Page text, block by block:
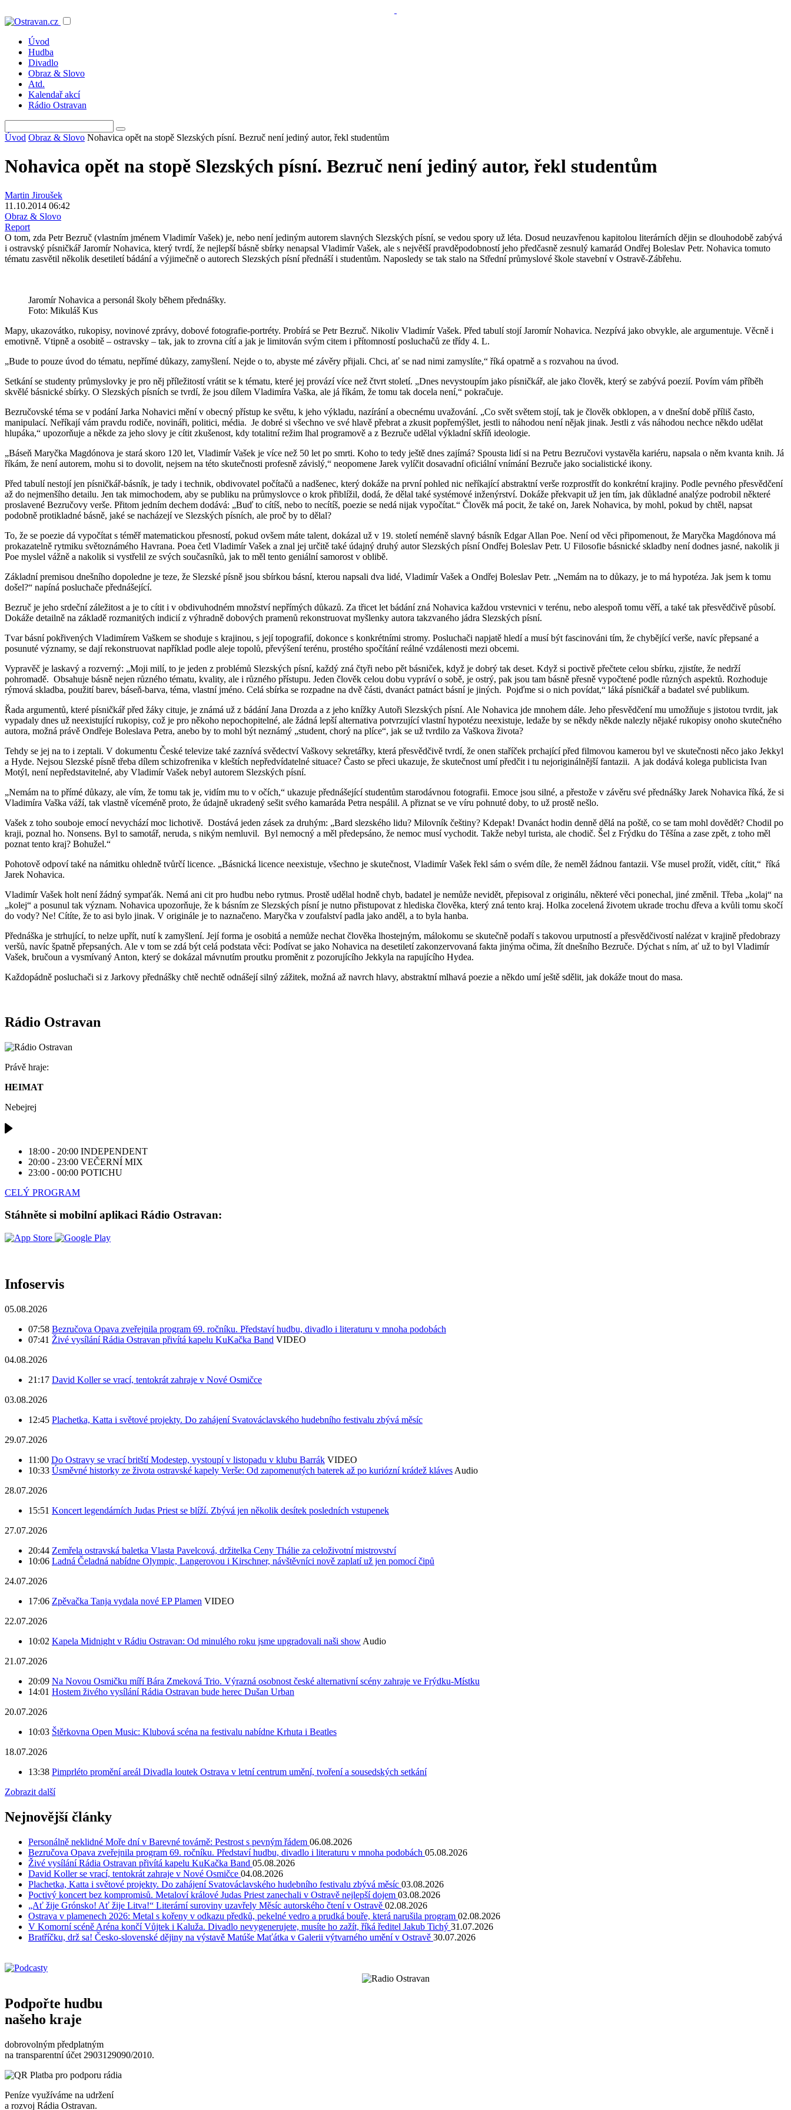
Úvod
Hudba
Divadlo
Obraz & Slovo
Atd.
Kalendař akcí
Rádio Ostravan
Úvod Obraz & Slovo Nohavica opět na stopě Slezských písní. Bezruč není jediný autor, řekl studentům
Nohavica opět na stopě Slezských písní. Bezruč není jediný autor, řekl studentům
Martin Jiroušek
11.10.2014 06:42
Obraz & Slovo
Report
O tom, zda Petr Bezruč (vlastním jménem Vladimír Vašek) je, nebo není jediným autorem slavných Slezských písní, se vedou spory už léta. Dosud neuzavřenou kapitolou literárních dějin se dlouhodobě zabývá
i ostravský písničkář Jaromír Nohavica, který tvrdí, že nejlepší básně sbírky nenapsal Vladimír Vašek, ale s největší pravděpodobností jeho předčasně zesnulý kamarád Ondřej Boleslav Petr. Nohavica tomuto
tématu zasvětil několik desetiletí bádání a výjimečně o autorech Slezských písní přednáší i studentům. Naposledy se tak stalo na Střední průmyslové škole stavební v Ostravě-Zábřehu.
Jaromír Nohavica a personál školy během přednášky.
Foto: Mikuláš Kus
Mapy, ukazovátko, rukopisy, novinové zprávy, dobové fotografie-portréty. Probírá se Petr Bezruč. Nikoliv Vladimír Vašek. Před tabulí stojí Jaromír Nohavica. Nezpívá jako obvykle, ale argumentuje. Věcně i
emotivně. Vtipně a osobitě – ostravsky – tak, jak to zrovna cítí a jak je limitován svým citem i přítomností posluchačů ze třídy 4. L.
„Bude to pouze úvod do tématu, nepřímé důkazy, zamyšlení. Nejde o to, abyste mé závěry přijali. Chci, ať se nad nimi zamyslíte,“ říká opatrně a s rozvahou na úvod.
Setkání se studenty průmyslovky je pro něj příležitostí vrátit se k tématu, které jej provází více než čtvrt století. „Dnes nevystoupím jako písničkář, ale jako člověk, který se zabývá poezií. Povím vám příběh
skvělé básnické sbírky. O Slezských písních se tvrdí, že jsou dílem Vladimíra Vaška, ale já říkám, že tomu tak docela není,“ pokračuje.
Bezručovské téma se v podání Jarka Nohavici mění v obecný přístup ke světu, k jeho výkladu, nazírání a obecnému uvažování. „Co svět světem stojí, tak je člověk obklopen, a v dnešní době příliš často,
manipulací. Neříkají vám pravdu rodiče, novináři, politici, média. Je dobré si všechno ve své hlavě přebrat a zkusit popřemýšlet, jestli to náhodou není nějak jinak. Jestli z vás náhodou nechce někdo udělat
hlupáka,“ upozorňuje a někde za jeho slovy je cítit zkušenost, kdy totalitní režim lhal programově a z Bezruče udělal výkladní skříň ideologie.
„Báseň Maryčka Magdónova je stará skoro 120 let, Vladimír Vašek je více než 50 let po smrti. Koho to tedy ještě dnes zajímá? Spousta lidí si na Petru Bezručovi vystavěla kariéru, napsala o něm kvanta knih. Já
říkám, že není autorem, mohu si to dovolit, nejsem na této skutečnosti profesně závislý,“ neopomene Jarek vylíčit dosavadní oficiální vnímání Bezruče jako socialistické ikony.
Před tabulí nestojí jen písničkář-básník, je tady i technik, obdivovatel počítačů a nadšenec, který dokáže na první pohled nic neříkající abstraktní verše rozprostřít do konkrétní krajiny. Podle pevného přesvědčení
až do nejmenšího detailu. Jen tak mimochodem, aby se publiku na průmyslovce o krok přiblížil, dodá, že dělal také systémové inženýrství. Dokáže překvapit už jen tím, jak důkladné analýze podrobil některé
proslavené Bezručovy verše. Přitom jedním dechem dodává: „Buď to cítíš, nebo to necítíš, poezie se nedá nijak vypočítat.“ Člověk má pocit, že také on, Jarek Nohavica, by mohl, pokud by chtěl, napsat
podobně protikladné básně, jaké se nacházejí ve Slezských písních, ale proč by to dělal?
To, že se poezie dá vypočítat s téměř matematickou přesností, pokud ovšem máte talent, dokázal už v 19. století neméně slavný básník Edgar Allan Poe. Není od věci připomenout, že Maryčka Magdónova má
prokazatelně rytmiku světoznámého Havrana. Poea četl Vladimír Vašek a znal jej určitě také údajný druhý autor Slezských písní Ondřej Boleslav Petr. U Filosofie básnické skladby není dodnes jasné, nakolik ji
Poe myslel vážně a nakolik si vystřelil ze svých současníků, jak to měl tento geniální samorost v oblibě.
Základní premisou dnešního dopoledne je teze, že Slezské písně jsou sbírkou básní, kterou napsali dva lidé, Vladimír Vašek a Ondřej Boleslav Petr. „Nemám na to důkazy, je to má hypotéza. Jak jsem k tomu
došel?“ napíná posluchače přednášející.
Bezruč je jeho srdeční záležitost a je to cítit i v obdivuhodném množství nepřímých důkazů. Za třicet let bádání zná Nohavica každou vrstevnici v terénu, nebo alespoň tomu věří, a také tak přesvědčivě působí.
Dokáže detailně na základě rozmanitých indicií z výhradně dobových pramenů rekonstruovat myšlenky autora takzvaného jádra Slezských písní.
Tvar básní pokřivených Vladimírem Vaškem se shoduje s krajinou, s její topografií, dokonce s konkrétními stromy. Posluchači napjatě hledí a musí být fascinováni tím, že chybějící verše, navíc přepsané a
posunuté významy, se dají rekonstruovat například podle aleje topolů, převýšení terénu, prostého spočítání reálné vzdálenosti mezi obcemi.
Vypravěč je laskavý a rozverný: „Moji milí, to je jeden z problémů Slezských písní, každý zná čtyři nebo pět básniček, když je dobrý tak deset. Když si poctivě přečtete celou sbírku, zjistíte, že nedrží
pohromadě. Obsahuje básně nejen různého tématu, kvality, ale i různého přístupu. Jeden člověk celou dobu vypráví o sobě, je ostrý, pak jsou tam básně přesně vypočtené podle různých aspektů. Rozhoduje
rýmová skladba, použití barev, báseň-barva, téma, vlastní jméno. Celá sbírka se rozpadne na dvě části, dvanáct patnáct básní je jiných. Pojďme si o nich povídat,“ láká písničkář a badatel své publikum.
Řada argumentů, které písničkář před žáky cituje, je známá už z bádání Jana Drozda a z jeho knížky Autoři Slezských písní. Ale Nohavica jde mnohem dále. Jeho přesvědčení mu umožňuje s jistotou tvrdit, jak
vypadaly dnes už neexistující rukopisy, což je pro někoho nepochopitelné, ale žádná lepší alternativa potvrzující vlastní hypotézu neexistuje, ledaže by se někdy někde nalezly nějaké rukopisy onoho skutečného
autora, možná právě Ondřeje Boleslava Petra, anebo by to mohl být neznámý „student, chorý na plíce“, jak se už tvrdilo za Vaškova života?
Tehdy se jej na to i zeptali. V dokumentu České televize také zaznívá svědectví Vaškovy sekretářky, která přesvědčivě tvrdí, že onen staříček prchající před filmovou kamerou byl ve skutečnosti něco jako Jekkyl
a Hyde. Nejsou Slezské písně třeba dílem schizofrenika v kleštích nepředvídatelné situace? Často se přeci ukazuje, že skutečnost umí předčit i tu nejoriginálnější fantazii. A jak dodává kolega publicista Ivan
Motýl, není nepředstavitelné, aby Vladimír Vašek nebyl autorem Slezských písní.
„Nemám na to přímé důkazy, ale vím, že tomu tak je, vidím mu to v očích,“ ukazuje přednášející studentům starodávnou fotografii. Emoce jsou silné, a přestože v závěru své přednášky Jarek Nohavica říká, že si
Vladimíra Vaška váží, tak vlastně víceméně proto, že údajně ukradený sešit svého kamaráda Petra nespálil. A přiznat se ve víru pohnuté doby, to už prostě nešlo.
Vašek z toho souboje emocí nevychází moc lichotivě. Dostává jeden zásek za druhým: „Bard slezského lidu? Milovník češtiny? Kdepak! Dvanáct hodin denně dělá na poště, co se tam mohl dovědět? Chodil po
kraji, poznal ho. Nonsens. Byl to samotář, neruda, s nikým nemluvil. Byl nemocný a měl předepsáno, že nemoc musí vychodit. Takže nebyl turista, ale chodič. Šel z Frýdku do Těšína a zase zpět, z toho měl
poznat tento kraj? Bohužel.“
Pohotově odpoví také na námitku ohledně tvůrčí licence. „Básnická licence neexistuje, všechno je skutečnost, Vladimír Vašek řekl sám o svém díle, že neměl žádnou fantazii. Vše musel prožít, vidět, cítit,“ říká
Jarek Nohavica.
Vladimír Vašek holt není žádný sympaťák. Nemá ani cit pro hudbu nebo rytmus. Prostě udělal hodně chyb, badatel je nemůže nevidět, přepisoval z originálu, některé věci ponechal, jiné změnil. Třeba „kolaj“ na
„kolej“ a posunul tak význam. Nohavica upozorňuje, že k básním ze Slezských písní je nutno přistupovat z hlediska člověka, který zná tento kraj. Holka zocelená životem ukrade trochu dřeva a kvůli tomu skočí
do vody? Ne! Cítíte, že to asi bylo jinak. V originále je to naznačeno. Maryčka v zoufalství padla jako anděl, a to byla hanba.
Přednáška je strhující, to nelze upřít, nutí k zamyšlení. Její forma je osobitá a nemůže nechat člověka lhostejným, málokomu se skutečně podaří s takovou urputností a přesvědčivostí nalézat v krajině předobrazy
veršů, navíc špatně přepsaných. Ale v tom se zdá být celá podstata věci: Podívat se jako Nohavica na desetiletí zakonzervovaná fakta jinýma očima, žít dnešního Bezruče. Dýchat s ním, ať už to byl Vladimír
Vašek, bručoun a vysmívaný Anton, který se dokázal mávnutím proutku proměnit z pozorujícího Jekkyla na rapujícího Hydea.
Každopádně posluchači si z Jarkovy přednášky chtě nechtě odnášejí silný zážitek, možná až navrch hlavy, abstraktní mlhavá poezie a někdo umí ještě sdělit, jak dokáže tnout do masa.
Rádio Ostravan
Právě hraje:
HEIMAT
Nebejrej
18:00 - 20:00 INDEPENDENT
20:00 - 23:00 VEČERNÍ MIX
23:00 - 00:00 POTICHU
CELÝ PROGRAM
Stáhněte si mobilní aplikaci Rádio Ostravan:
Infoservis
05.08.2026
07:58 Bezručova Opava zveřejnila program 69. ročníku. Představí hudbu, divadlo i literaturu v mnoha podobách
07:41 Živé vysílání Rádia Ostravan přivítá kapelu KuKačka Band VIDEO
04.08.2026
21:17 David Koller se vrací, tentokrát zahraje v Nové Osmičce
03.08.2026
12:45 Plachetka, Katta i světové projekty. Do zahájení Svatováclavského hudebního festivalu zbývá měsíc
29.07.2026
11:00 Do Ostravy se vrací britští Modestep, vystoupí v listopadu v klubu Barrák VIDEO
10:33 Úsměvné historky ze života ostravské kapely Verše: Od zapomenutých baterek až po kuriózní krádež kláves Audio
28.07.2026
15:51 Koncert legendárních Judas Priest se blíží. Zbývá jen několik desítek posledních vstupenek
27.07.2026
20:44 Zemřela ostravská baletka Vlasta Pavelcová, držitelka Ceny Thálie za celoživotní mistrovství
10:06 Ladná Čeladná nabídne Olympic, Langerovou i Kirschner, návštěvníci nově zaplatí už jen pomocí čipů
24.07.2026
17:06 Zpěvačka Tanja vydala nové EP Plamen VIDEO
22.07.2026
10:02 Kapela Midnight v Rádiu Ostravan: Od minulého roku jsme upgradovali naši show Audio
21.07.2026
20:09 Na Novou Osmičku míří Bára Zmeková Trio. Výrazná osobnost české alternativní scény zahraje ve Frýdku-Místku
14:01 Hostem živého vysílání Rádia Ostravan bude herec Dušan Urban
20.07.2026
10:03 Štěrkovna Open Music: Klubová scéna na festivalu nabídne Krhuta i Beatles
18.07.2026
13:38 Pimprléto promění areál Divadla loutek Ostrava v letní centrum umění, tvoření a sousedských setkání
Zobrazit další
Nejnovější články
Personálně neklidné Moře dní v Barevné továrně: Pestrost s pevným řádem 06.08.2026
Bezručova Opava zveřejnila program 69. ročníku. Představí hudbu, divadlo i literaturu v mnoha podobách 05.08.2026
Živé vysílání Rádia Ostravan přivítá kapelu KuKačka Band 05.08.2026
David Koller se vrací, tentokrát zahraje v Nové Osmičce 04.08.2026
Plachetka, Katta i světové projekty. Do zahájení Svatováclavského hudebního festivalu zbývá měsíc 03.08.2026
Poctivý koncert bez kompromisů. Metaloví králové Judas Priest zanechali v Ostravě nejlepší dojem 03.08.2026
„Ať žije Grónsko! Ať žije Litva!“ Literární suroviny uzavřely Měsíc autorského čtení v Ostravě 02.08.2026
Ostrava v plamenech 2026: Metal s kořeny v odkazu předků, pekelné vedro a prudká bouře, která narušila program 02.08.2026
V Komorní scéně Aréna končí Vůjtek i Kaluža. Divadlo nevygenerujete, musíte ho zažít, říká ředitel Jakub Tichý 31.07.2026
Bratříčku, drž sa! Česko-slovenské dějiny na výstavě Matúše Maťátka v Galerii výtvarného umění v Ostravě 30.07.2026
Podpořte hudbu
našeho kraje
dobrovolným předplatným
na transparentní účet 2903129090/2010.
Peníze využíváme na udržení
a rozvoj Rádia Ostravan.